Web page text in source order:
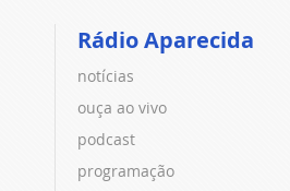
Rádio Aparecida
notícias
ouça ao vivo
podcast
programação